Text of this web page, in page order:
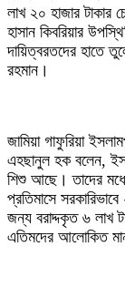
লাখ ২০ হাজার টাকার
হাসান কিবরিয়ার
দায়িত্বরতদের হাতে
রহমান।
জামিয়া গাফুরিয়া
এহছানুল হক বলেন,
শিশু আছে। তাদের
প্রতিমাসে
জন্য বরাদ্দকৃত ৬ লাখ
এতিমদের আলোকিত